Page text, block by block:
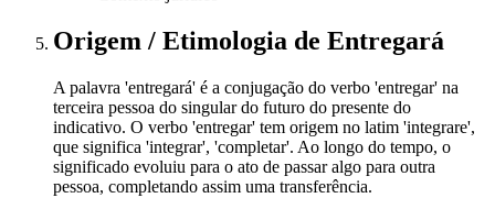
Origem / Etimologia de Entregará
A palavra 'entregará' é a conjugação do verbo 'entregar' na
terceira pessoa do singular do futuro do presente do
indicativo. O verbo 'entregar' tem origem no latim 'integrare',
que significa 'integrar', 'completar'. Ao longo do tempo, o
significado evoluiu para o ato de passar algo para outra
pessoa, completando assim uma transferência.